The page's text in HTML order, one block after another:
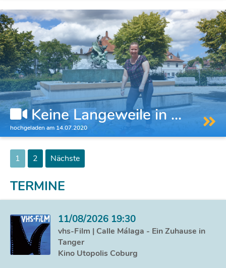
Keine Langeweile in ...
hochgeladen am 14.07.2020
1 2 Nächste
TERMINE
11/08/2026 19:30
vhs-Film | Calle Málaga - Ein Zuhause in
Tanger
Kino Utopolis Coburg